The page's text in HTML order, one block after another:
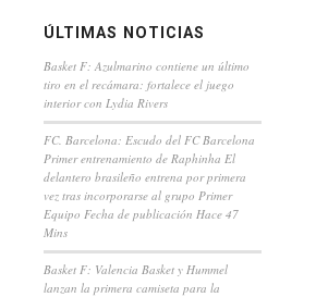
ÚLTIMAS NOTICIAS
Basket F: Azulmarino contiene un último
tiro en el recámara: fortalece el juego
interior con Lydia Rivers
FC. Barcelona: Escudo del FC Barcelona
Primer entrenamiento de Raphinha El
delantero brasileño entrena por primera
vez tras incorporarse al grupo Primer
Equipo Fecha de publicación Hace 47
Mins
Basket F: Valencia Basket y Hummel
lanzan la primera camiseta para la